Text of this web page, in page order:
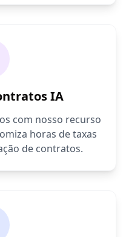
IA
com nosso recurso
horas de taxas
de contratos.